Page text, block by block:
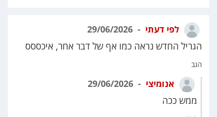
לפי דעתי
הגריל החדש נראה כמו אף של דבר אחר, איכססס
הגב
אנומיצי
ממש ככה